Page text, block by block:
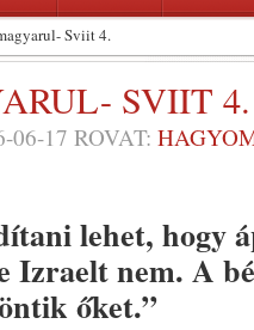
Sviit 4.
SVIIT 4.
06-17 ROVAT:
lehet, hogy
Izraelt nem. A
őket.”